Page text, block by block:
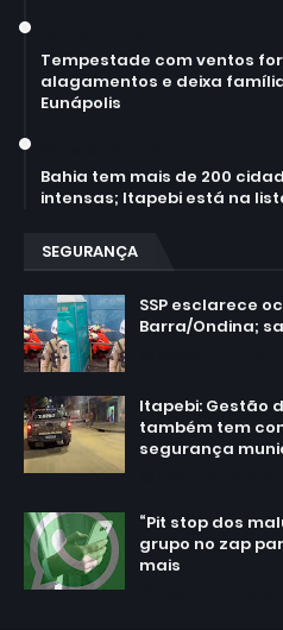
Tempestade com ventos
alagamentos e deixa
Eunápolis
Bahia tem mais de 200
intensas; Itapebi está na
SEGURANÇA
SSP esclarece
Barra/Ondina;
Itapebi: Gestão
também tem
segurança
“Pit stop dos
grupo no zap
mais